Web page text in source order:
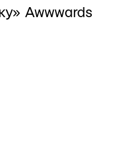
Awwwards